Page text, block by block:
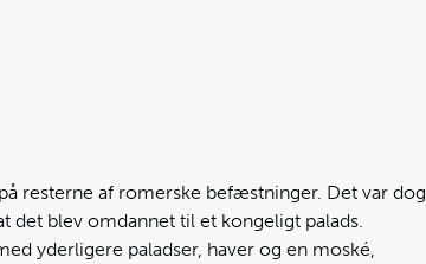
resterne af romerske befæstninger. Det var dog
det blev omdannet til et kongeligt palads.
yderligere paladser, haver og en moské,